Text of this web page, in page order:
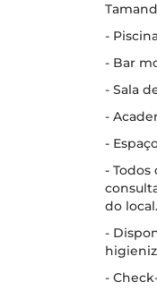
-
- Bar
- Sala
-
-
- Todos
do local.
-
-